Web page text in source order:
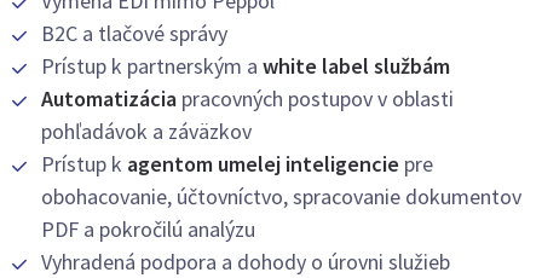
B2C a tlačové správy
Prístup k partnerským a white label službám
Automatizácia pracovných postupov v oblasti
pohľadávok a záväzkov
Prístup k agentom umelej inteligencie pre
obohacovanie, účtovníctvo, spracovanie dokumentov
PDF a pokročilú analýzu
Vyhradená podpora a dohody o úrovni služieb